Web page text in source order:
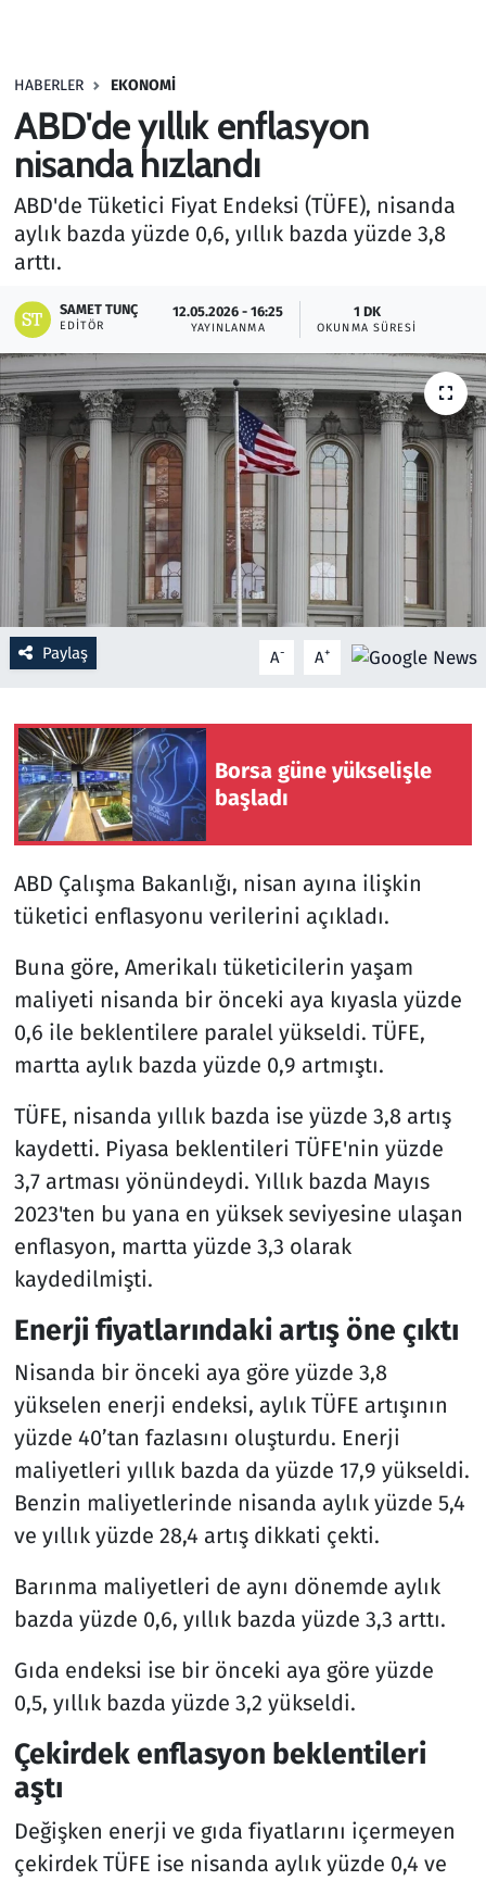
HABERLER EKONOMI
ABD'de yıllık enflasyon
nisanda hızlandı
ABD'de Tüketici Fiyat Endeksi (TÜFE), nisanda
aylık bazda yüzde 0,6, yıllık bazda yüzde 3,8
arttı.
SAMET TUNÇ
EDITÖR
12.05.2026 - 16:25
YAYINLANMA
1 DK
OKUNMA SÜRESI
Paylaş A- A+
Borsa güne yükselişle
başladı
ABD Çalışma Bakanlığı, nisan ayına ilişkin
tüketici enflasyonu verilerini açıkladı.
Buna göre, Amerikalı tüketicilerin yaşam
maliyeti nisanda bir önceki aya kıyasla yüzde
0,6 ile beklentilere paralel yükseldi. TÜFE,
martta aylık bazda yüzde 0,9 artmıştı.
TÜFE, nisanda yıllık bazda ise yüzde 3,8 artış
kaydetti. Piyasa beklentileri TÜFE'nin yüzde
3,7 artması yönündeydi. Yıllık bazda Mayıs
2023'ten bu yana en yüksek seviyesine ulaşan
enflasyon, martta yüzde 3,3 olarak
kaydedilmişti.
Enerji fiyatlarındaki artış öne çıktı
Nisanda bir önceki aya göre yüzde 3,8
yükselen enerji endeksi, aylık TÜFE artışının
yüzde 40’tan fazlasını oluşturdu. Enerji
maliyetleri yıllık bazda da yüzde 17,9 yükseldi.
Benzin maliyetlerinde nisanda aylık yüzde 5,4
ve yıllık yüzde 28,4 artış dikkati çekti.
Barınma maliyetleri de aynı dönemde aylık
bazda yüzde 0,6, yıllık bazda yüzde 3,3 arttı.
Gıda endeksi ise bir önceki aya göre yüzde
0,5, yıllık bazda yüzde 3,2 yükseldi.
Çekirdek enflasyon beklentileri
aştı
Değişken enerji ve gıda fiyatlarını içermeyen
çekirdek TÜFE ise nisanda aylık yüzde 0,4 ve
Haber
Kültür Sanat
Kurumsal Haberler
Memur ve Kamu
Otomobil
Oyun
Ramazan
Resmi İlanlar
Rüya Tabirleri
Sağlık
Seçim 2023
Spor
Teknoloji ve Bilim
Televizyon